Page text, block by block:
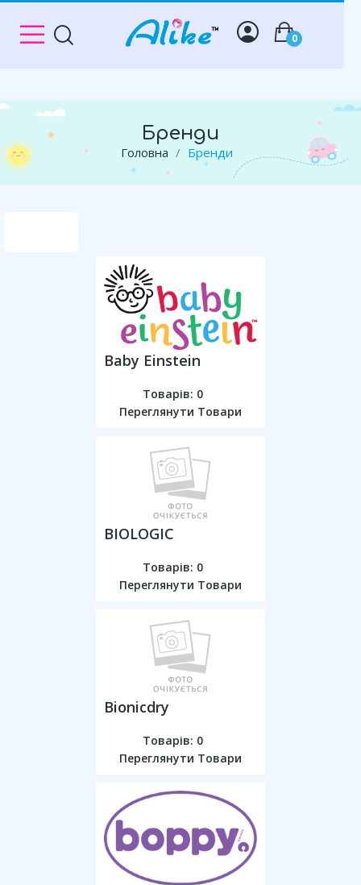
0
Бренди
Головна Бренди
Baby Einstein
Товарів: 0
Переглянути Товари
BIOLOGIC
Товарів: 0
Переглянути Товари
Bionicdry
Товарів: 0
Переглянути Товари